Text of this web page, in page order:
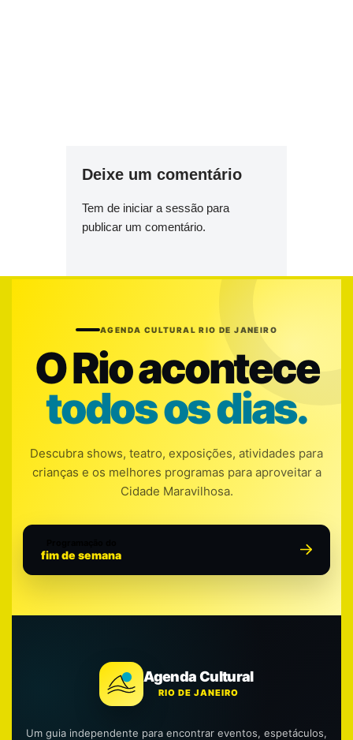
Deixe um comentário
Tem de iniciar a sessão para
publicar um comentário.
AGENDA CULTURAL RIO DE JANEIRO
O Rio acontece
todos os dias.
Descubra shows, teatro, exposições, atividades para
crianças e os melhores programas para aproveitar a
Cidade Maravilhosa.
fim de semana
Agenda Cultural
RIO DE JANEIRO
Um guia independente para encontrar eventos, espetáculos,